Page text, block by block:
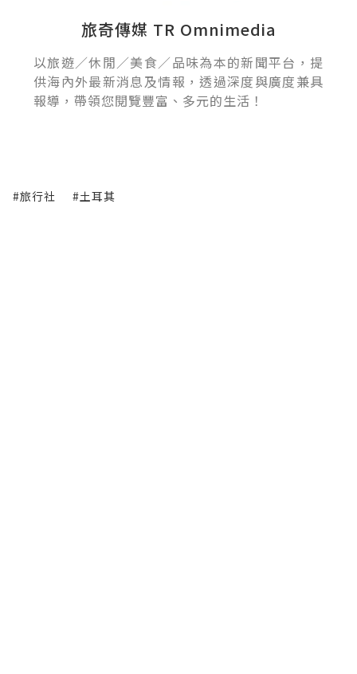
旅奇傳媒 TR Omnimedia
以旅遊／休閒／美食／品味為本的新聞平台，提
供海內外最新消息及情報，透過深度與廣度兼具
報導，帶領您閱覽豐富、多元的生活！
#旅行社 #土耳其